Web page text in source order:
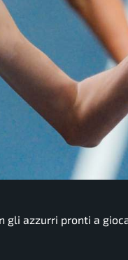
gli azzurri pronti a